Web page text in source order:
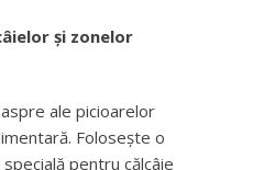
și zonelor
ale picioarelor
Folosește o
pentru călcâie